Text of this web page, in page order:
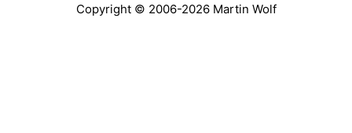
Copyright © 2006-2026 Martin Wolf